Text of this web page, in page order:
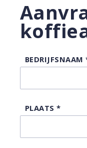
BEDRIJFSNAAM
PLAATS*